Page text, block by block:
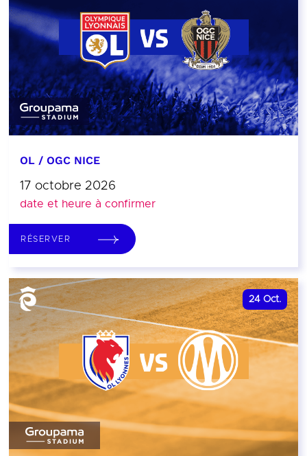
OL / OGC NICE
17 octobre 2026
date et heure à confirmer
RÉSERVER
24 Oct.